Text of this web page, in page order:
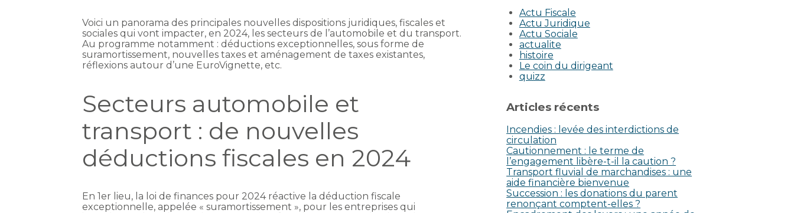
Voici un panorama des principales nouvelles dispositions juridiques, fiscales et
sociales qui vont impacter, en 2024, les secteurs de l’automobile et du transport.
Au programme notamment : déductions exceptionnelles, sous forme de
suramortissement, nouvelles taxes et aménagement de taxes existantes,
réflexions autour d’une EuroVignette, etc.
Secteurs automobile et
transport : de nouvelles
déductions fiscales en 2024
En 1er lieu, la loi de finances pour 2024 réactive la déduction fiscale
exceptionnelle, appelée « suramortissement », pour les entreprises qui
Actu Fiscale
Actu Juridique
Actu Sociale
actualite
histoire
Le coin du dirigeant
quizz
Articles récents
Incendies : levée des interdictions de
circulation
Cautionnement : le terme de
l’engagement libère-t-il la caution ?
Transport fluvial de marchandises : une
aide financière bienvenue
Succession : les donations du parent
renonçant comptent-elles ?